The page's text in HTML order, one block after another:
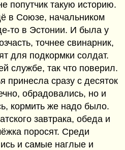
попутчик такую историю.
в Союзе, начальником
то в Эстонии. И была у
точнее свинарник,
для подкормки солдат.
службе, так что поверил.
принесла сразу с десяток
обрадовались, но и
кормить же надо было.
завтрака, обеда и
поросят. Среди
и самые наглые и